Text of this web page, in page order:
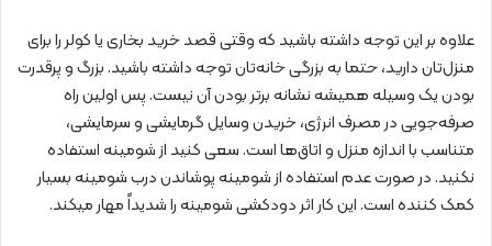
علاوه بر این توجه داشته باشید که وقتی قصد خرید بخاری یا کولر را برای
منزل‌تان دارید، حتما به بزرگی خانه‌تان توجه داشته باشید. بزرگ و پرقدرت
بودن یک وسیله همیشه نشانه برتر بودن آن نیست. پس اولین راه
صرفه‌جویی در مصرف انرژی، خریدن وسایل گرمایشی و سرمایشی،
متناسب با اندازه منزل و اتاق‌ها است. سعی کنید از شومینه استفاده
نکنید. در صورت عدم استفاده از شومینه پوشاندن درب شومینه بسیار
کمک کننده است. این کار اثر دودکشی شومینه را شدیداً مهار میکند.